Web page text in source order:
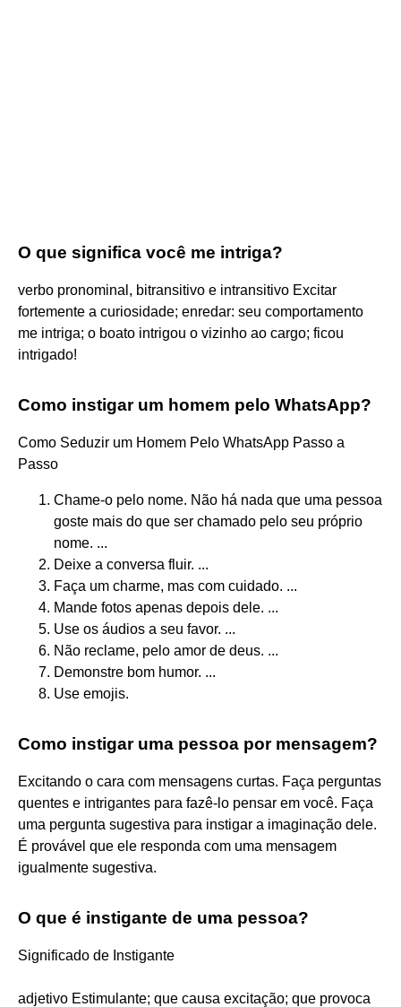
O que significa você me intriga?
verbo pronominal, bitransitivo e intransitivo Excitar
fortemente a curiosidade; enredar: seu comportamento
me intriga; o boato intrigou o vizinho ao cargo; ficou
intrigado!
Como instigar um homem pelo WhatsApp?
Como Seduzir um Homem Pelo WhatsApp Passo a
Passo
Chame-o pelo nome. Não há nada que uma pessoa
goste mais do que ser chamado pelo seu próprio
nome. ...
Deixe a conversa fluir. ...
Faça um charme, mas com cuidado. ...
Mande fotos apenas depois dele. ...
Use os áudios a seu favor. ...
Não reclame, pelo amor de deus. ...
Demonstre bom humor. ...
Use emojis.
Como instigar uma pessoa por mensagem?
Excitando o cara com mensagens curtas. Faça perguntas
quentes e intrigantes para fazê-lo pensar em você. Faça
uma pergunta sugestiva para instigar a imaginação dele.
É provável que ele responda com uma mensagem
igualmente sugestiva.
O que é instigante de uma pessoa?
Significado de Instigante
adjetivo Estimulante; que causa excitação; que provoca